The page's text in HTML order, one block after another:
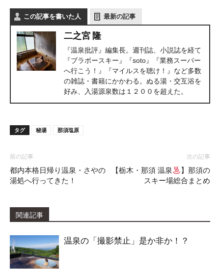
この記事を書いた人 最新の記事
二之宮 隆
『温泉批評』編集長。週刊誌、小説誌を経て
『ブラボースキー』『soto』『業務スーパー
へ行こう！』『マイルスを聴け！』など多数
の雑誌・書籍にかかわる。ぬる湯・交互浴を
好み、入湯源泉数は１２００を超えた。
タグ 秘湯 那須塩原
前の記事
都内本格日帰り温泉・さやの
湯処へ行ってきた！
次の記事
【栃木・那須 温泉
】那須の
スキー場総合まとめ
関連記事
温泉の「撮影禁止」是か非か！？